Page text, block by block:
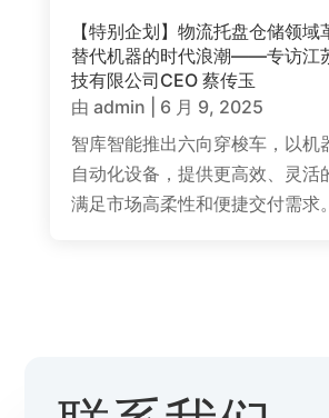
【特别企划】物流托盘仓储领域
替代机器的时代浪潮——专访江
技有限公司CEO 蔡传玉
由 admin
6 月 9, 2025
智库智能推出六向穿梭车，以机
自动化设备，提供更高效、灵活
满足市场高柔性和便捷交付需求。